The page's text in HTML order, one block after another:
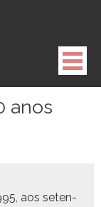
anos
aos seten­